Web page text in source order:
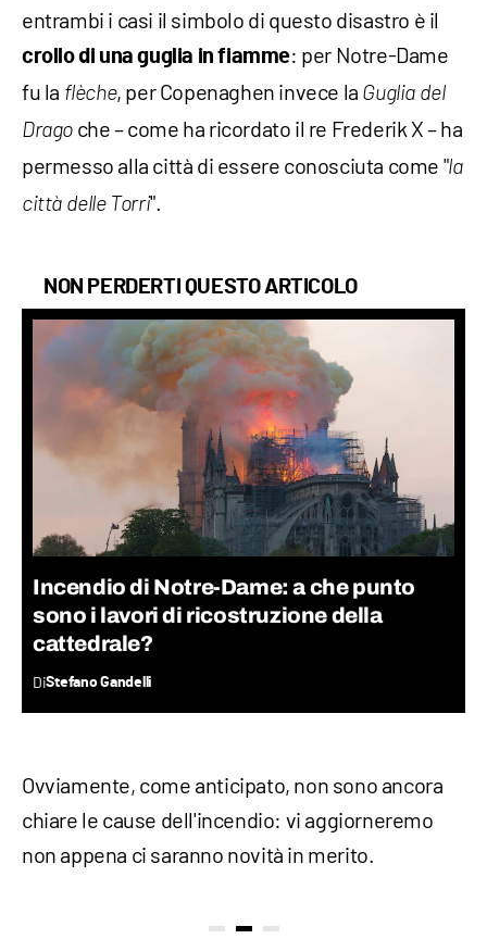
entrambi i casi il simbolo di questo disastro è il
crollo di una guglia in fiamme: per Notre-Dame
fu la flèche, per Copenaghen invece la Guglia del
Drago che – come ha ricordato il re Frederik X – ha
permesso alla città di essere conosciuta come "la
città delle Torri".
NON PERDERTI QUESTO ARTICOLO
Incendio di Notre-Dame: a che punto
sono i lavori di ricostruzione della
cattedrale?
DiStefano Gandelli
Ovviamente, come anticipato, non sono ancora
chiare le cause dell'incendio: vi aggiorneremo
non appena ci saranno novità in merito.